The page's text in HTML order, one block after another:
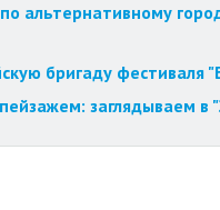
альтернативному
бригаду фестиваля
заглядываем в